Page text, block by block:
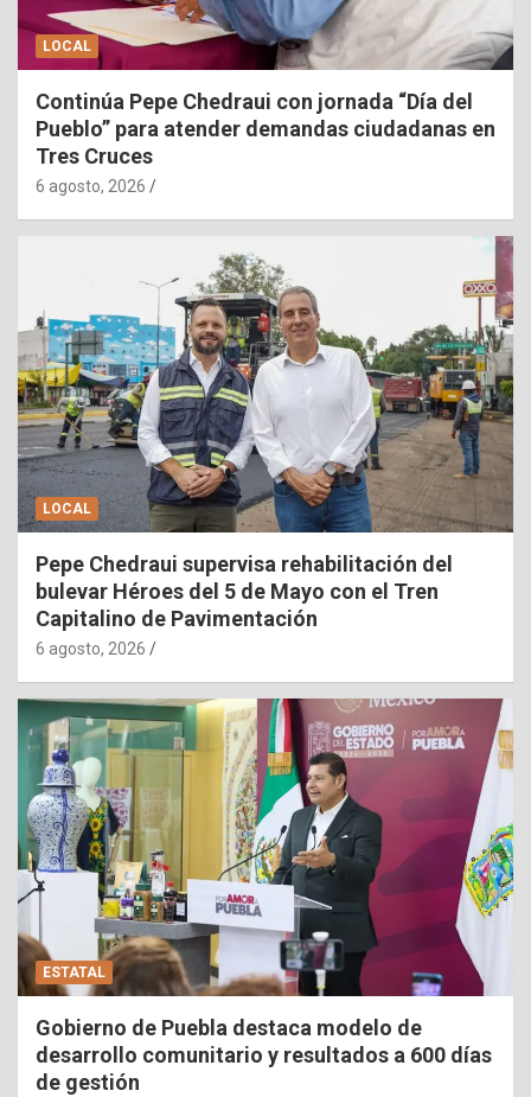
LOCAL
Continúa Pepe Chedraui con jornada “Día del
Pueblo” para atender demandas ciudadanas en
Tres Cruces
6 agosto, 2026
LOCAL
Pepe Chedraui supervisa rehabilitación del
bulevar Héroes del 5 de Mayo con el Tren
Capitalino de Pavimentación
6 agosto, 2026
ESTATAL
Gobierno de Puebla destaca modelo de
desarrollo comunitario y resultados a 600 días
de gestión